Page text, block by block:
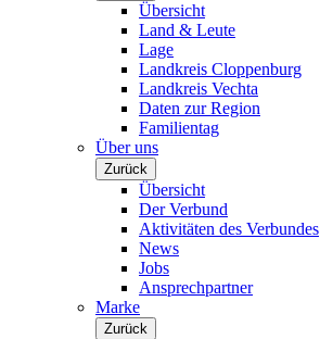
Übersicht
Land & Leute
Lage
Landkreis Cloppenburg
Landkreis Vechta
Daten zur Region
Familientag
Über uns
Zurück
Übersicht
Der Verbund
Aktivitäten des Verbundes
News
Jobs
Ansprechpartner
Marke
Zurück